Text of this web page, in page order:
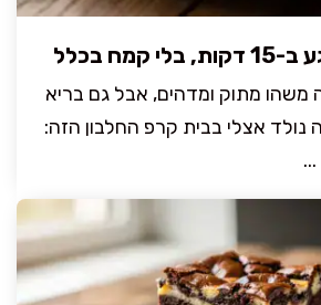
בכלל
משהו מתוק ומדהים, אבל גם בריא
נולד אצלי בבית קרפ החלבון הזה: